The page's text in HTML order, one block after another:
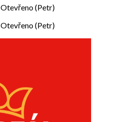
Otevřeno (Petr)
Otevřeno (Petr)